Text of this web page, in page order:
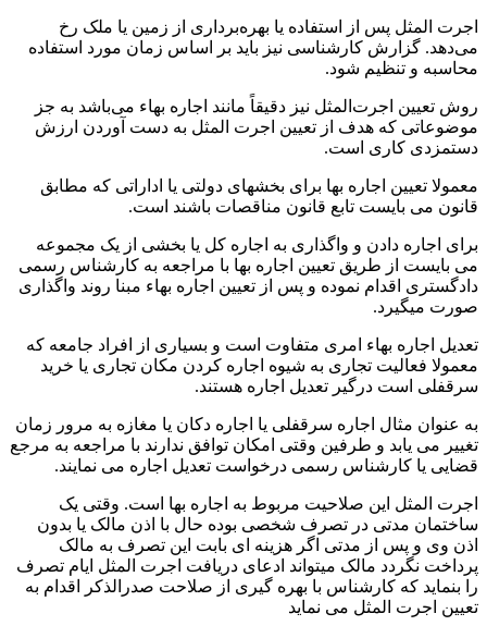
اجرت المثل پس از استفاده یا بهره‌برداری از زمین یا ملک رخ
می‌دهد. گزارش کارشناسی نیز باید بر اساس زمان مورد استفاده
محاسبه و تنظیم شود.
روش تعیین اجرت‌المثل نیز دقیقاً مانند اجاره بهاء می‌باشد به جز
موضوعاتی که هدف از تعیین اجرت المثل به دست آوردن ارزش
دستمزدی کاری است.
معمولا تعیین اجاره بها برای بخشهای دولتی یا اداراتی که مطابق
قانون می بایست تابع قانون مناقصات باشند است.
برای اجاره دادن و واگذاری به اجاره کل یا بخشی از یک مجموعه
می بایست از طریق تعیین اجاره بها با مراجعه به کارشناس رسمی
دادگستری اقدام نموده و پس از تعیین اجاره بهاء مبنا روند واگذاری
صورت میگیرد.
تعدیل اجاره بهاء امری متفاوت است و بسیاری از افراد جامعه که
معمولا فعالیت تجاری به شیوه اجاره کردن مکان تجاری یا خرید
سرقفلی است درگیر تعدیل اجاره هستند.
به عنوان مثال اجاره سرقفلی یا اجاره دکان یا مغازه به مرور زمان
تغییر می یابد و طرفین وقتی امکان توافق ندارند با مراجعه به مرجع
قضایی یا کارشناس رسمی درخواست تعدیل اجاره می نمایند.
اجرت المثل این صلاحیت مربوط به اجاره بها است. وقتی یک
ساختمان مدتی در تصرف شخصی بوده حال با اذن مالک یا بدون
اذن وی و پس از مدتی اگر هزینه ای بابت این تصرف به مالک
پرداخت نگردد مالک میتواند ادعای دریافت اجرت المثل ایام تصرف
را بنماید که کارشناس با بهره گیری از صلاحت صدرالذکر اقدام به
تعیین اجرت المثل می نماید